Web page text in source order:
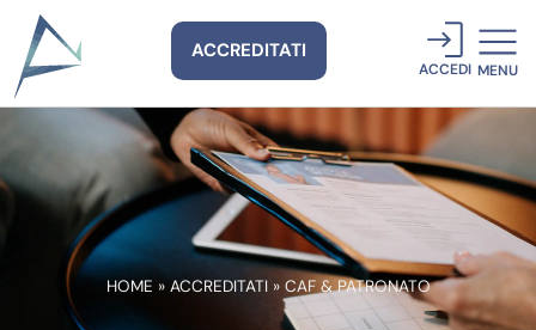
ACCREDITATI
ACCEDI MENU
HOME » ACCREDITATI» CAF & PATRONATO